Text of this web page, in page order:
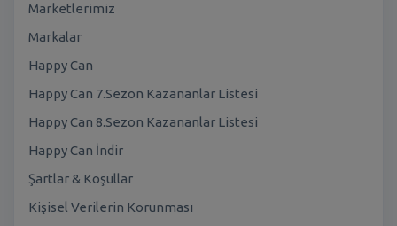
Marketlerimiz
Markalar
Happy Can
Happy Can 7.Sezon Kazananlar Listesi
Happy Can 8.Sezon Kazananlar Listesi
Happy Can İndir
Şartlar & Koşullar
Kişisel Verilerin Korunması